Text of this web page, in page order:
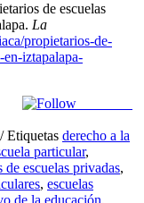
de escuelas
La
propietarios-de-
en-iztapalapa-
/ Etiquetas derecho a la
particular,
de escuelas privadas,
, escuelas